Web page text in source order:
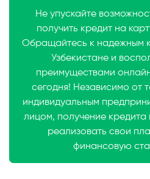
Не упускайте
получить кредит на
Обращайтесь к надежным
Узбекистане и
преимуществами
сегодня! Независимо от
индивидуальным
лицом, получение кредита
реализовать свои
финансовую